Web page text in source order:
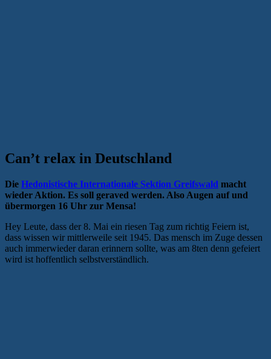
Can’t relax in Deutschland
Die Hedonistische Internationale Sektion Greifswald macht
wieder Aktion. Es soll geraved werden. Also Augen auf und
übermorgen 16 Uhr zur Mensa!
Hey Leute, dass der 8. Mai ein riesen Tag zum richtig Feiern ist,
dass wissen wir mittlerweile seit 1945. Das mensch im Zuge dessen
auch immerwieder daran erinnern sollte, was am 8ten denn gefeiert
wird ist hoffentlich selbstverständlich.